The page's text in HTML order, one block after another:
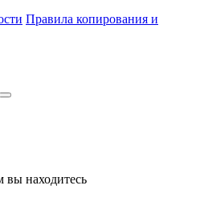
Правила копирования и
вы находитесь